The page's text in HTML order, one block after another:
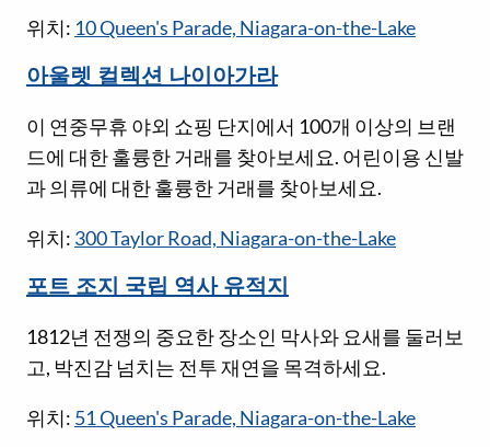
위치: 10 Queen's Parade, Niagara-on-the-Lake
아울렛 컬렉션 나이아가라
이 연중무휴 야외 쇼핑 단지에서 100개 이상의 브랜
드에 대한 훌륭한 거래를 찾아보세요. 어린이용 신발
과 의류에 대한 훌륭한 거래를 찾아보세요.
위치: 300 Taylor Road, Niagara-on-the-Lake
포트 조지 국립 역사 유적지
1812년 전쟁의 중요한 장소인 막사와 요새를 둘러보
고, 박진감 넘치는 전투 재연을 목격하세요.
위치: 51 Queen's Parade, Niagara-on-the-Lake